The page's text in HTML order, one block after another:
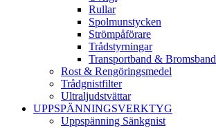
Rullar
Spolmunstycken
Strömpåförare
Trådstyrningar
Transportband & Bromsband
Rost & Rengöringsmedel
Trådgnistfilter
Ultraljudstvättar
UPPSPÄNNINGSVERKTYG
Uppspänning Sänkgnist